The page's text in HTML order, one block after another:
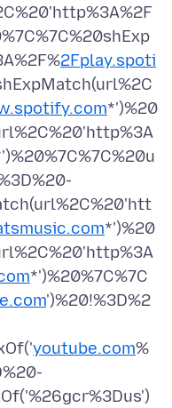
2Fplay.spoti
*')%20
*')%20
*')%20%7C%7C
')%20!%3D%2
youtube.com%